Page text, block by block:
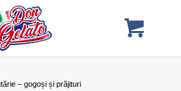
– gogoși și prăjituri